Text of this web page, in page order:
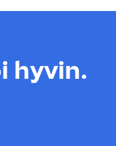
hyvin.